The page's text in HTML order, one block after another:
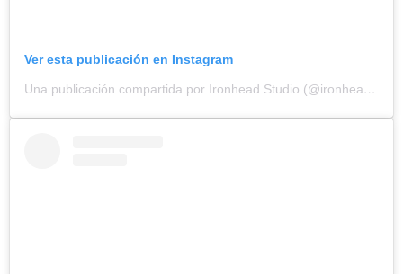
Ver esta publicación en Instagram
Una publicación compartida por Ironhead Studio (@ironhead_studio)